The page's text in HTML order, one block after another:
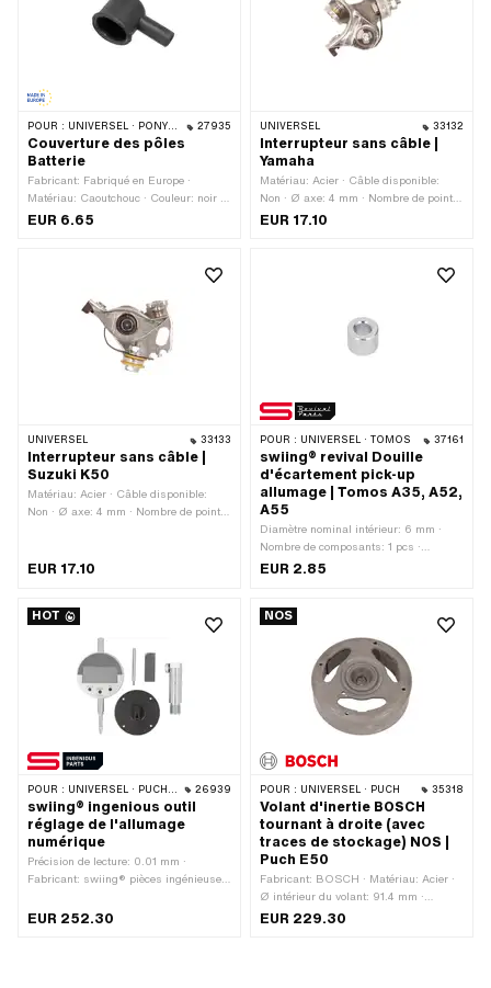
POUR : UNIVERSEL · PONY / CILO (BÊTA 521 & 512) · TOMOS 27935
Couverture des pôles
Batterie
Fabricant: Fabriqué en Europe ·
Matériau: Caoutchouc · Couleur: noir ·
Longueur totale: 37 mm · Hauteur: 22
EUR 6.65
UNIVERSEL 33132
Interrupteur sans câble |
Yamaha
Matériau: Acier · Câble disponible:
Non · Ø axe: 4 mm · Nombre de points
de fixation: 1 pcs · Ø trou de fixation:
EUR 17.10
UNIVERSEL 33133
Interrupteur sans câble |
Suzuki K50
Matériau: Acier · Câble disponible:
Non · Ø axe: 4 mm · Nombre de points
Standard
EUR 17.10
POUR : UNIVERSEL · TOMOS 37161
swiing® revival Douille
d'écartement pick-up
allumage | Tomos A35, A52,
A55
Diamètre nominal intérieur: 6 mm ·
Nombre de composants: 1 pcs ·
Fabricant: swiing® revival parts ·
filetage: M6 · Diamètre nominal
(filetage): 6 mm · Ø intérieur: 6.2 mm
· Ø extérieur: 12 mm · Tomos numéro
OEM: 233719
EUR 2.85
HOT
POUR : UNIVERSEL · PUCH · SACHS · ZÜNDAPP BELMONDO · SOLEX · TOMOS · BYE BIKE 26939
swiing® ingenious outil
réglage de l'allumage
numérique
Précision de lecture: 0.01 mm ·
Fabricant: swiing® pièces ingénieuses
fin) · Champ d'application: Outil de
EUR 252.30
NOS
POUR : UNIVERSEL · PUCH 35318
Volant d'inertie BOSCH
tournant à droite (avec
traces de stockage) NOS |
Puch E50
Fabricant: BOSCH · Matériau: Acier ·
Ø intérieur du volant: 91.4 mm ·
Tension: 6 V · Sens de rotation: à
EUR 229.30